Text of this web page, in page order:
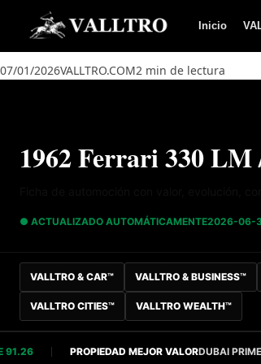
Saltar al contenido
Inicio
07/01/2026VALLTRO.COM2 min de lectura
1962 Ferrari 330
● ACTUALIZADO AUTOMÁTICAMENTE2026-06-
VALLTRO & CAR™ VALLTRO & BUSINESS™
VALLTRO CITIES™ VALLTRO WEALTH™
PROPIEDAD MEJOR VALORDUBAI PRIME